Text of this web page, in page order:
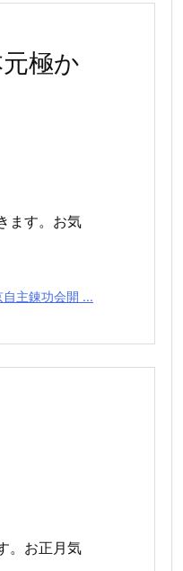
極か
ます。お気
自主錬功会開 ...
。お正月気